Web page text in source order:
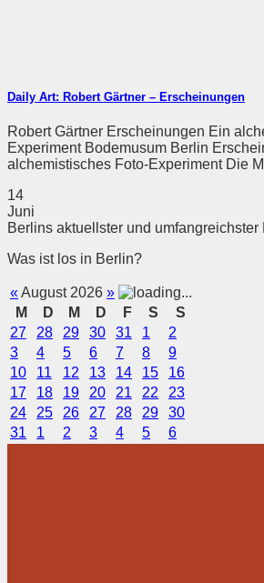
Daily Art: Robert Gärtner – Erscheinungen
Robert Gärtner Erscheinungen Ein
Experiment Bodemusum Berlin
alchemistisches Foto-Experiment Die
14
Juni
Berlins aktuellster und umfangreichster
Was ist los in Berlin?
«August 2026 »
M
D M D F S
S
27
28 29 30 31 1
2
3
4 5 6 7 8
9
10
11 12 13 14 15
16
17
18 19 20 21 22
23
24
25 26 27 28 29
30
31
1 2 3 4 5 6